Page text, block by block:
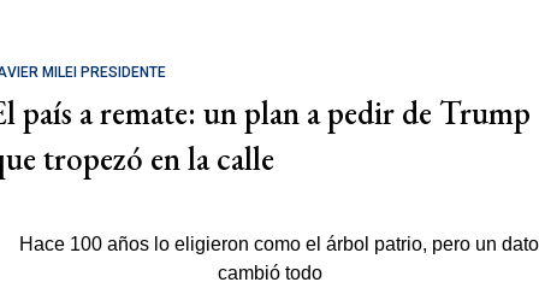
MILEI PRESIDENTE
país a remate: un plan a pedir de Trump
tropezó en la calle